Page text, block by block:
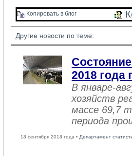
Копировать в блог
Другие новости по теме:
2018
В январе-
хозяйств
массе 69,7
периода
18 сентября 2018 года • Департамент